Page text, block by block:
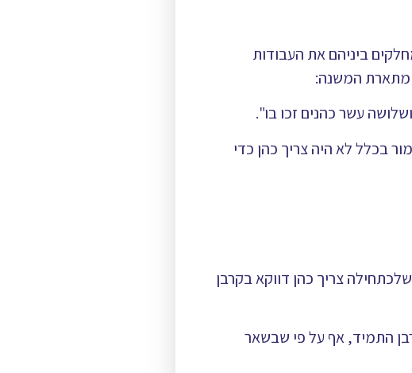
ביניהם את העבודות
מתארת המשנה:
עשר כהנים זכו בו".
בכלל לא היה צריך כהן כדי
צריך כהן דווקא בקרבן
התמיד, אף על פי שבשאר